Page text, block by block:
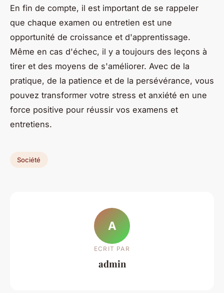
En fin de compte, il est important de se rappeler
que chaque examen ou entretien est une
opportunité de croissance et d'apprentissage.
Même en cas d'échec, il y a toujours des leçons à
tirer et des moyens de s'améliorer. Avec de la
pratique, de la patience et de la persévérance, vous
pouvez transformer votre stress et anxiété en une
force positive pour réussir vos examens et
entretiens.
Société
A
ECRIT PAR
admin